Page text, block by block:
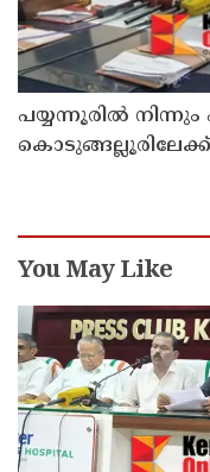
പയ്യന്നൂരിൽ നിന്നും
കൊടുങ്ങല്ലൂരിലേക്ക്
You May Like